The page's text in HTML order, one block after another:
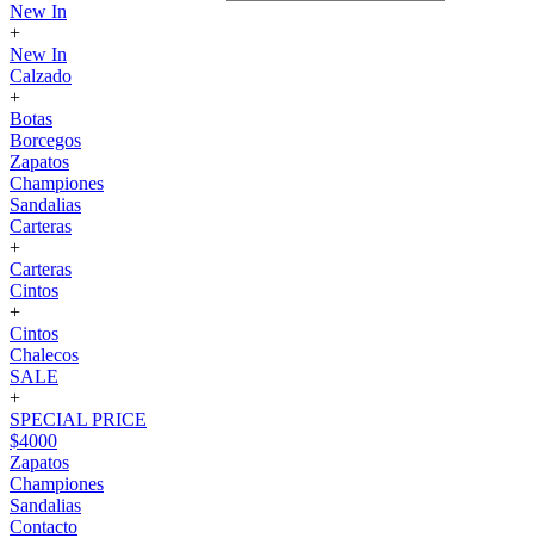
New In
+
New In
Calzado
+
Botas
Borcegos
Zapatos
Championes
Sandalias
Carteras
+
Carteras
Cintos
+
Cintos
Chalecos
SALE
+
SPECIAL PRICE
$4000
Zapatos
Championes
Sandalias
Contacto